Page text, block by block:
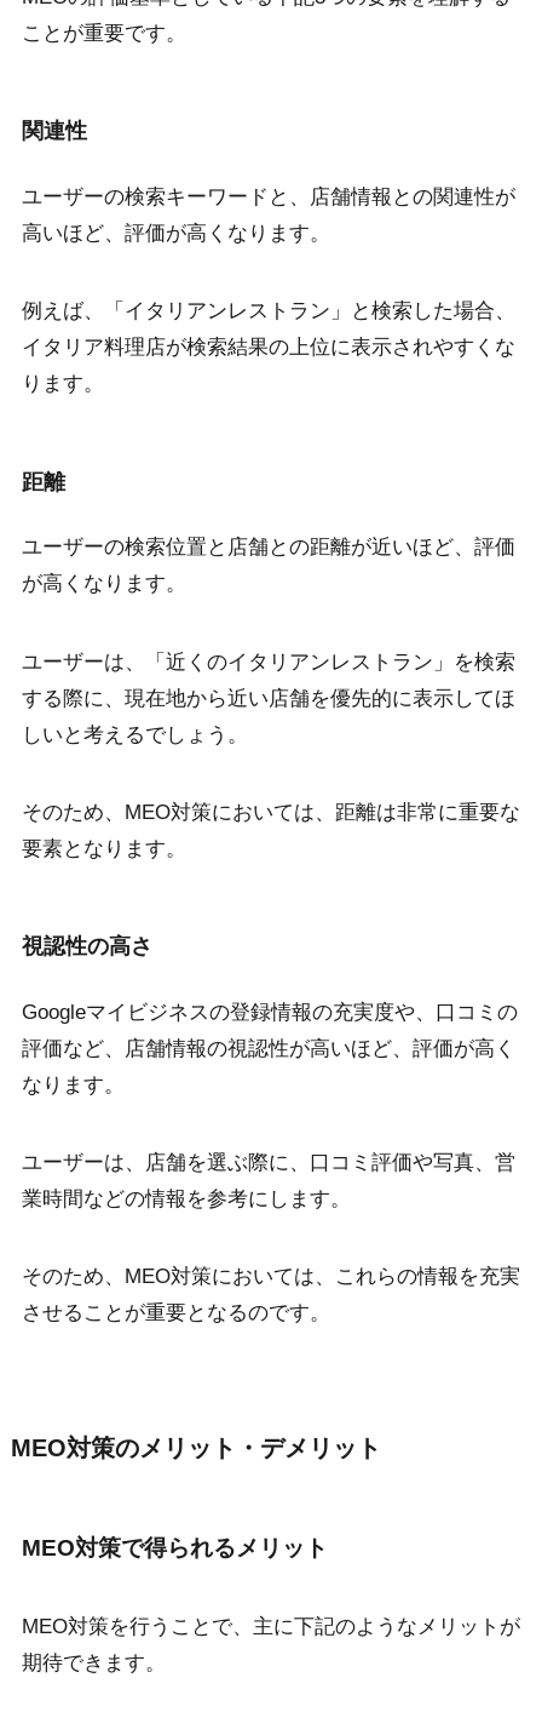
ことが重要です。
関連性
ユーザーの検索キーワードと、店舗情報との関連性が
高いほど、評価が高くなります。
例えば、「イタリアンレストラン」と検索した場合、
イタリア料理店が検索結果の上位に表示されやすくな
ります。
距離
ユーザーの検索位置と店舗との距離が近いほど、評価
が高くなります。
ユーザーは、「近くのイタリアンレストラン」を検索
する際に、現在地から近い店舗を優先的に表示してほ
しいと考えるでしょう。
そのため、MEO対策においては、距離は非常に重要な
要素となります。
視認性の高さ
Googleマイビジネスの登録情報の充実度や、口コミの
評価など、店舗情報の視認性が高いほど、評価が高く
なります。
ユーザーは、店舗を選ぶ際に、口コミ評価や写真、営
業時間などの情報を参考にします。
そのため、MEO対策においては、これらの情報を充実
させることが重要となるのです。
MEO対策のメリット・デメリット
MEO対策で得られるメリット
MEO対策を行うことで、主に下記のようなメリットが
期待できます。